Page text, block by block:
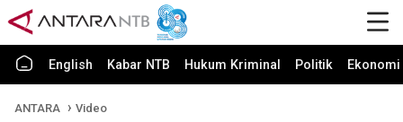
English Kabar NTB Hukum Kriminal Politik
ANTARA Video